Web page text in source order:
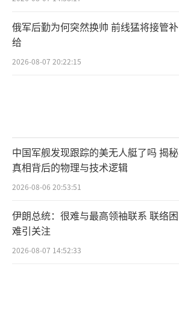
俄军后勤为何突然换帅 前线猛将接管补
给
2026-08-07 20:22:15
中国军舰发现跟踪的美无人艇了吗 揭秘
真相背后的物理与技术逻辑
2026-08-06 20:53:51
伊朗总统：很难与最高领袖联系 联络困
难引关注
2026-08-07 14:52:33